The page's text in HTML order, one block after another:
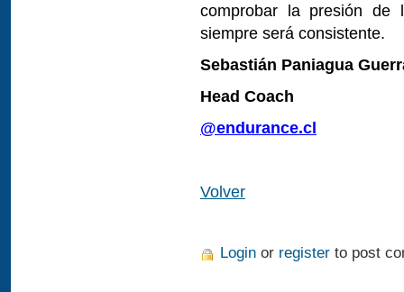
comprobar la presión de
siempre será consistente.
Sebastián Paniagua
Head Coach
@endurance.cl
Volver
Login or register to post